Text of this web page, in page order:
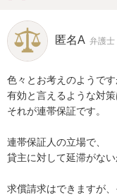
匿名A 弁護士
色々とお考えのようです
有効と言えるような対策
それが連帯保証です。
連帯保証人の立場で、
貸主に対して延滞がな
求償請求はできますが